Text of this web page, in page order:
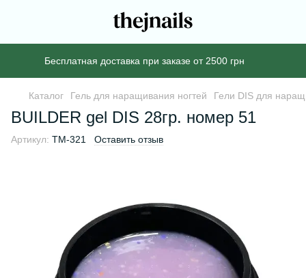
Бесплатная доставка при заказе от 2500 грн
Каталог Гель для наращивания ногтей Гели DIS для
BUILDER gel DIS 28гр. номер 51
Артикул: TM-321 Оставить отзыв